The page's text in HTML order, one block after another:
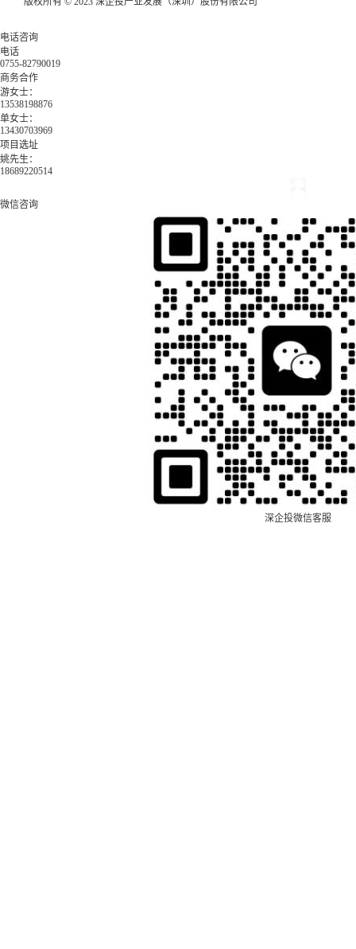
电话咨询
电话
0755-82790019
商务合作
游女士：
13538198876
单女士：
13430703969
项目选址
姚先生：
18689220514
微信咨询
深企投微信客服